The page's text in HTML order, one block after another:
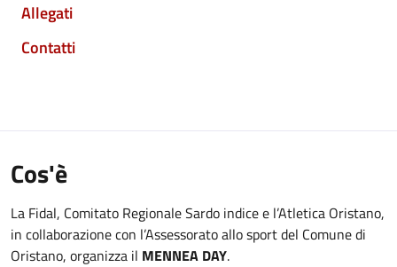
Allegati
Contatti
Cos'è
La Fidal, Comitato Regionale Sardo indice e l’Atletica Oristano,
in collaborazione con l’Assessorato allo sport del Comune di
Oristano, organizza il MENNEA DAY.